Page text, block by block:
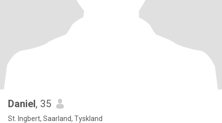
Daniel, 35
St. Ingbert, Saarland, Tyskland